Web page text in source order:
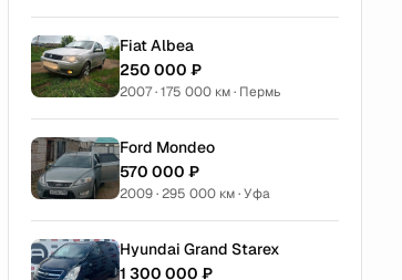
Fiat Albea
250 000 ₽
2007 · 175 000 км · Пермь
Ford Mondeo
570 000 ₽
2009 · 295 000 км · Уфа
Hyundai Grand Starex
1 300 000 ₽